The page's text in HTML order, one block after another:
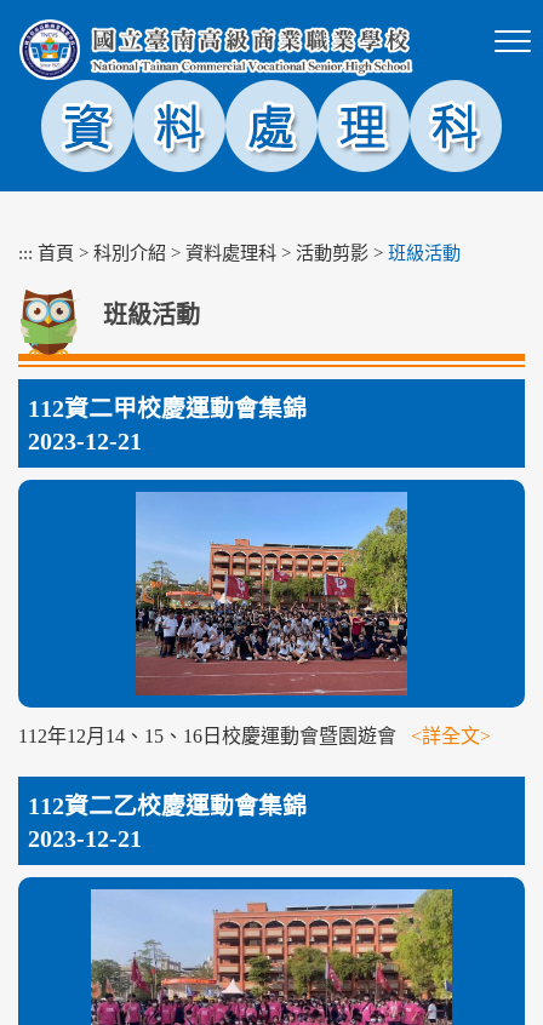
塊
::: 首頁 > 科別介紹 > 資料處理科 > 活動剪影 > 班級活動
班級活動
112資二甲校慶運動會集錦
2023-12-21
112年12月14、15、16日校慶運動會暨園遊會 <詳全文>
112資二乙校慶運動會集錦
2023-12-21